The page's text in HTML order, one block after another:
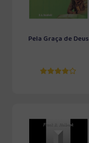
Pela Graça de Deus